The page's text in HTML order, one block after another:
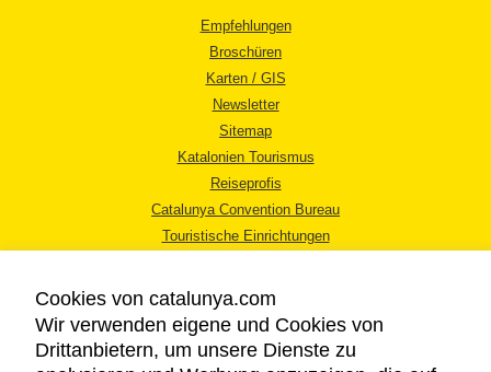
Empfehlungen
Broschüren
Karten / GIS
Newsletter
Sitemap
Katalonien Tourismus
Reiseprofis
Catalunya Convention Bureau
Touristische Einrichtungen
Cookies von catalunya.com
Wir verwenden eigene und Cookies von
Drittanbietern, um unsere Dienste zu